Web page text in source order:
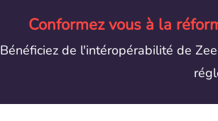
Conformez vous à la
Bénéficiez de l'intéropérabilité de